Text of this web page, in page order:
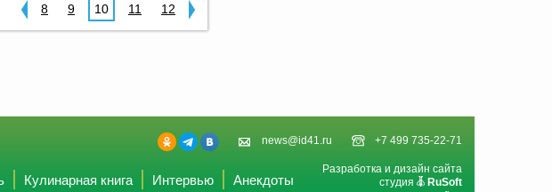
8 9 10 11 12
news@id41.ru +7 499 735-22-71
Разработка и дизайн сайта
студия
RuSoft
Кулинарная книга Интервью Анекдоты